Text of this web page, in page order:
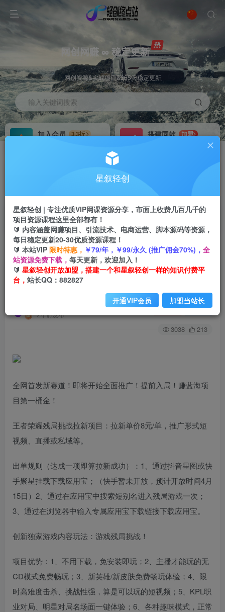
网创网赚 ∞ 稳定更新
网创资源&实战项目&365天稳定更新
输入关键词搜索
加入会员
3.3折
搭建同款
加盟
首页 创业课程 会员专属 正文
（9907期）【全网首发】腾讯应用宝王者荣耀残
局模式拉新赛道，轻松日如1000+
2年前发布
关注 私信
3038 213
全网首发新赛道！即将开始全面推广！提前入局！赚蓝海项
目第一桶金！
王者荣耀残局挑战拉新项目：拉新单价8元/单，推广形式短
视频、直播或私域等。
出单规则（达成一项即算拉新成功）：1、通过抖音星图或快
手聚星挂载下载应用宝；（快手暂未开放，预计开放时间4月
15日）2、通过在应用宝中搜索短别名进入残局游戏一次；
3、通过在浏览器中输入专属应用宝下载链接下载应用宝。
创新独家游戏内容玩法：游戏残局挑战！
项目优势：1、不用下载，免安装即玩；2、主播才能玩的无
CD模式免费畅玩；3、新英雄/新皮肤免费畅玩体验；4、限
时高难度击杀、挑战性强，算是可以玩的短视频；5、KPL职
业对局、明星对局名场面一键体验；6、各种趣味模式，正常
星叙轻创
星叙轻创 | 专注优质VIP网课资源分享，市面上收费几百几千的
项目资源课程这里全部都有！
🔰 内容涵盖网赚项目、引流技术、电商运营、脚本源码等资源，
每日稳定更新20-30优质资源课程！
🔰 本站VIP 限时特惠， ￥79/年，￥99/永久 (推广佣金70%)， 全
站资源免费下载， 每天更新，欢迎加入！
🔰 星叙轻创开放加盟，搭建一个和星叙轻创一样的知识付费平
台， 站长QQ：882827
开通VIP会员 加盟当站长